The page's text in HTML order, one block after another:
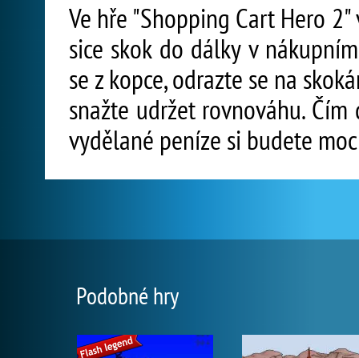
Ve hře "Shopping Cart Hero
sice skok do dálky v
se z kopce, odrazte se na
snažte udržet rovnováhu.
vydělané peníze si budete
Podobné hry